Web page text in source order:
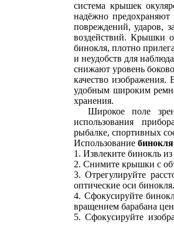
система крышек
надёжно
повреждений, ударов,
воздействий. Крышки
бинокля, плотно
и неудобств для
снижают уровень
качество изображения.
удобным широким
хранения.
Широкое поле
использования
рыбалке, спортивных
Использование бинокля
1. Извлеките бинокль из
2. Снимите крышки с
3. Отрегулируйте
оптические оси бинокля.
4. Сфокусируйте
вращением барабана
5. Сфокусируйте